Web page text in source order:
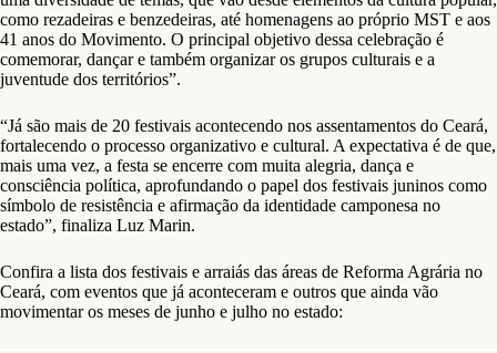
como rezadeiras e benzedeiras, até homenagens ao próprio MST e aos
41 anos do Movimento. O principal objetivo dessa celebração é
comemorar, dançar e também organizar os grupos culturais e a
juventude dos territórios”.
“Já são mais de 20 festivais acontecendo nos assentamentos do Ceará,
fortalecendo o processo organizativo e cultural. A expectativa é de que,
mais uma vez, a festa se encerre com muita alegria, dança e
consciência política, aprofundando o papel dos festivais juninos como
símbolo de resistência e afirmação da identidade camponesa no
estado”, finaliza Luz Marin.
Confira a lista dos festivais e arraiás das áreas de Reforma Agrária no
Ceará, com eventos que já aconteceram e outros que ainda vão
movimentar os meses de junho e julho no estado: